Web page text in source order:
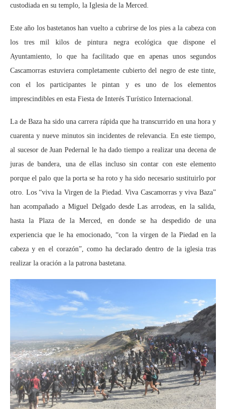
custodiada en su templo, la Iglesia de la Merced.
Este año los bastetanos han vuelto a cubrirse de los pies a la cabeza con
los tres mil kilos de pintura negra ecológica que dispone el
Ayuntamiento, lo que ha facilitado que en apenas unos segundos
Cascamorras estuviera completamente cubierto del negro de este tinte,
con el los participantes le pintan y es uno de los elementos
imprescindibles en esta Fiesta de Interés Turístico Internacional.
La de Baza ha sido una carrera rápida que ha transcurrido en una hora y
cuarenta y nueve minutos sin incidentes de relevancia. En este tiempo,
al sucesor de Juan Pedernal le ha dado tiempo a realizar una decena de
juras de bandera, una de ellas incluso sin contar con este elemento
porque el palo que la porta se ha roto y ha sido necesario sustituirlo por
otro. Los “viva la Virgen de la Piedad. Viva Cascamorras y viva Baza”
han acompañado a Miguel Delgado desde Las arrodeas, en la salida,
hasta la Plaza de la Merced, en donde se ha despedido de una
experiencia que le ha emocionado, “con la virgen de la Piedad en la
cabeza y en el corazón”, como ha declarado dentro de la iglesia tras
realizar la oración a la patrona bastetana.